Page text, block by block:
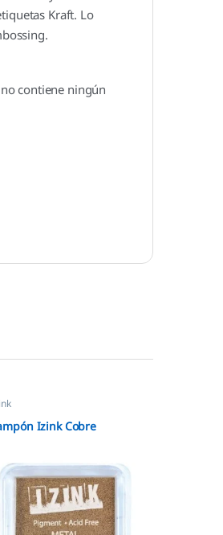
Kraft. Lo
contiene ningún
Izink Cobre